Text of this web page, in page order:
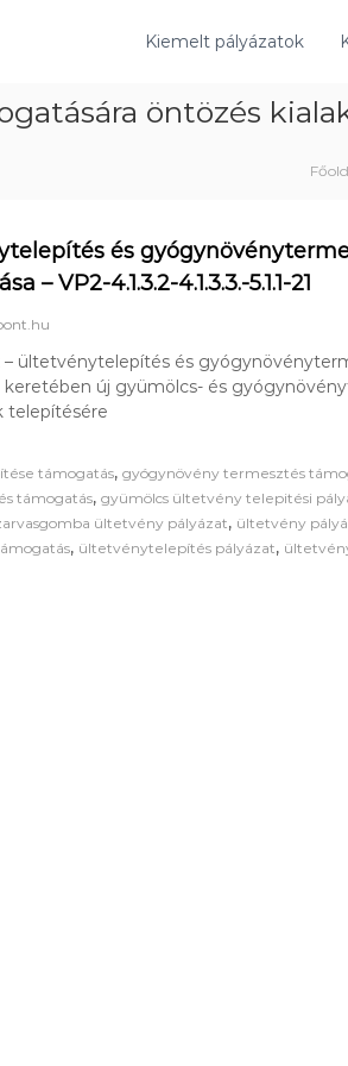
Kiemelt pályázatok
öntözés
és
– VP2-4.1.3.2-4.1.3.3.-5.1.1-21
ültetvénytelepítés és
keretében új gyümölcs- és
telepítésére
támogatás, gyógynövény termesztés
támogatás, gyümölcs ültetvény telepitési
ültetvény pályázat, ültetvény
, ültetvénytelepítés pályázat,